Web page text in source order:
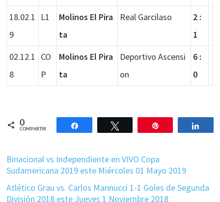
18.02.1
9
L1
Molinos El Pira
ta
Real Garcilaso
2 :
1
02.12.1
8
CO
P
Molinos El Pira
ta
Deportivo Ascensi
on
6 :
0
0
COMPARTIR
Compartir
Binacional vs Independiente en VIVO Copa
Sudamericana 2019 este Miércoles 01 Mayo 2019
Atlético Grau vs. Carlos Mannucci 1-1 Goles de Segunda
División 2018 este Jueves 1 Noviembre 2018